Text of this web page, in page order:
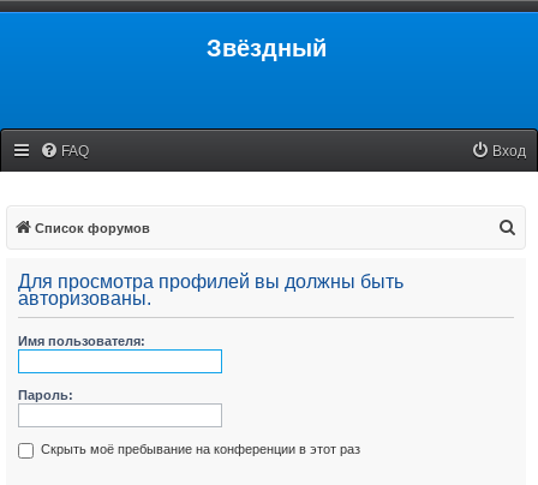
Звёздный
FAQ Вход
Список форумов
Для просмотра профилей вы должны быть
авторизованы.
Имя пользователя:
Пароль:
Скрыть моё пребывание на конференции в этот раз